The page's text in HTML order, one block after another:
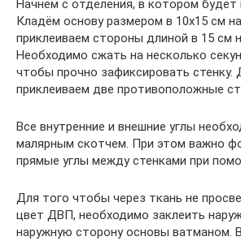
Начнём с отделения, в котором будет
Кладём основу размером в 10х15 см
приклеиваем стороны длиной в 15 см
Необходимо сжать на несколько
чтобы прочно зафиксировать стенку.
приклеиваем две противоположные
Все внутренние и внешние углы
малярным скотчем. При этом важно
прямые углы между стенками при
Для того чтобы через ткань не
цвет ДВП, необходимо заклеить
наружную сторону основы ватманом.